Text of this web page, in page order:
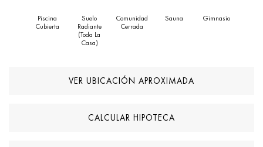
Piscina
Cubierta
Suelo
Radiante
(toda La
Casa)
Comunidad
Cerrada
Sauna Gimnasio
VER UBICACIÓN APROXIMADA
CALCULAR HIPOTECA